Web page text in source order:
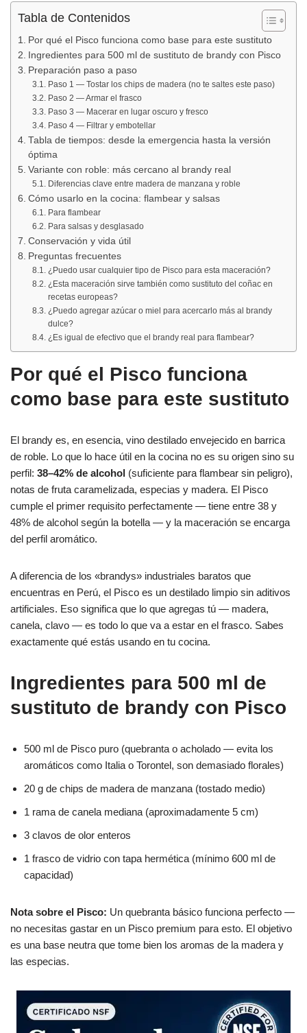
Tabla de Contenidos
Por qué el Pisco funciona como base para este sustituto
Ingredientes para 500 ml de sustituto de brandy con Pisco
Preparación paso a paso
Paso 1 — Tostar los chips de madera (no te saltes este paso)
Paso 2 — Armar el frasco
Paso 3 — Macerar en lugar oscuro y fresco
Paso 4 — Filtrar y embotellar
Tabla de tiempos: desde la emergencia hasta la versión
óptima
Variante con roble: más cercano al brandy real
Diferencias clave entre madera de manzana y roble
Cómo usarlo en la cocina: flambear y salsas
Para flambear
Para salsas y desglasado
Conservación y vida útil
Preguntas frecuentes
¿Puedo usar cualquier tipo de Pisco para esta maceración?
¿Esta maceración sirve también como sustituto del coñac en
recetas europeas?
¿Puedo agregar azúcar o miel para acercarlo más al brandy
dulce?
¿Es igual de efectivo que el brandy real para flambear?
Por qué el Pisco funciona
como base para este sustituto
El brandy es, en esencia, vino destilado envejecido en barrica
de roble. Lo que lo hace útil en la cocina no es su origen sino su
perfil: 38–42% de alcohol (suficiente para flambear sin peligro),
notas de fruta caramelizada, especias y madera. El Pisco
cumple el primer requisito perfectamente — tiene entre 38 y
48% de alcohol según la botella — y la maceración se encarga
del perfil aromático.
A diferencia de los «brandys» industriales baratos que
encuentras en Perú, el Pisco es un destilado limpio sin aditivos
artificiales. Eso significa que lo que agregas tú — madera,
canela, clavo — es todo lo que va a estar en el frasco. Sabes
exactamente qué estás usando en tu cocina.
Ingredientes para 500 ml de
sustituto de brandy con Pisco
500 ml de Pisco puro (quebranta o acholado — evita los
aromáticos como Italia o Torontel, son demasiado florales)
20 g de chips de madera de manzana (tostado medio)
1 rama de canela mediana (aproximadamente 5 cm)
3 clavos de olor enteros
1 frasco de vidrio con tapa hermética (mínimo 600 ml de
capacidad)
Nota sobre el Pisco: Un quebranta básico funciona perfecto —
no necesitas gastar en un Pisco premium para esto. El objetivo
es una base neutra que tome bien los aromas de la madera y
las especias.